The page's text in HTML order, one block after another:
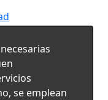
se emplean